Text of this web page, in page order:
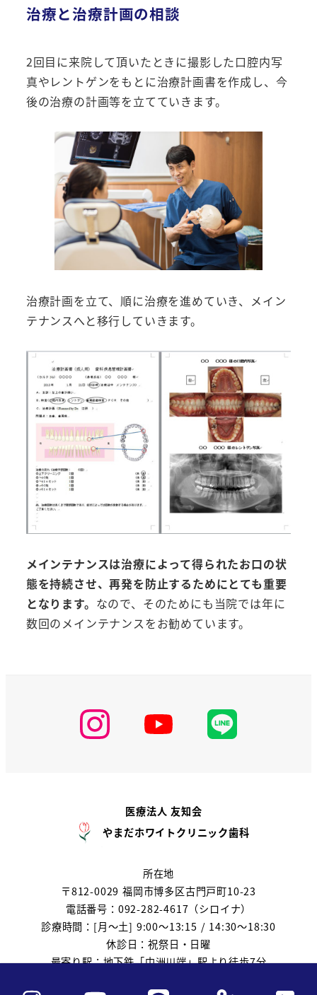
治療と治療計画の相談
2回目に来院して頂いたときに撮影した口腔内写
真やレントゲンをもとに治療計画書を作成し、今
後の治療の計画等を立てていきます。
治療計画を立て、順に治療を進めていき、メイン
テナンスへと移行していきます。
メインテナンスは治療によって得られたお口の状
態を持続させ、再発を防止するためにとても重要
となります。 なので、そのためにも当院では年に
数回のメインテナンスをお勧めています。
医療法人 友知会
やまだホワイトクリニック歯科
所在地
〒812-0029 福岡市博多区古門戸町10-23
電話番号：092-282-4617（シロイナ）
診療時間：[月～土] 9:00～13:15 / 14:30～18:30
休診日：祝祭日・日曜
最寄り駅：地下鉄「中洲川端」駅より徒歩7分